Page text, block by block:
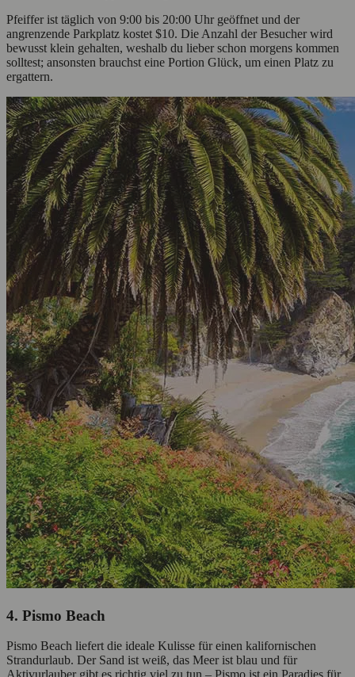
Pfeiffer ist täglich von 9:00 bis 20:00 Uhr geöffnet und der
angrenzende Parkplatz kostet $10. Die Anzahl der Besucher wird
bewusst klein gehalten, weshalb du lieber schon morgens kommen
solltest; ansonsten brauchst eine Portion Glück, um einen Platz zu
ergattern.
4. Pismo Beach
Pismo Beach liefert die ideale Kulisse für einen kalifornischen
Strandurlaub. Der Sand ist weiß, das Meer ist blau und für